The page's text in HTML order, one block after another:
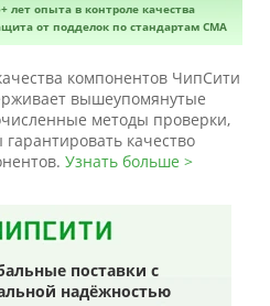
лет опыта в контроле качества
от подделок по стандартам CMA
компонентов ЧипСити
вышеупомянутые
методы проверки,
гарантировать качество
Узнать больше >
поставки с
надёжностью